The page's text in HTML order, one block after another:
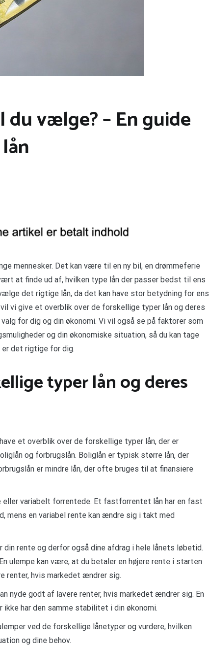
du vælge? – En guide
mennesker. Det kan være til en ny bil, en drømmeferie
at finde ud af, hvilken type lån der passer bedst til ens
det rigtige lån, da det kan have stor betydning for ens
vi give et overblik over de forskellige typer lån og deres
for dig og din økonomi. Vi vil også se på faktorer som
og din økonomiske situation, så du kan tage
er det rigtige for dig.
typer lån og deres
et overblik over de forskellige typer lån, der er
og forbrugslån. Boliglån er typisk større lån, der
er mindre lån, der ofte bruges til at finansiere
variabelt forrentede. Et fastforrentet lån har en fast
en variabel rente kan ændre sig i takt med
rente og derfor også dine afdrag i hele lånets løbetid.
ulempe kan være, at du betaler en højere rente i starten
renter, hvis markedet ændrer sig.
nyde godt af lavere renter, hvis markedet ændrer sig. En
ikke har den samme stabilitet i din økonomi.
ved de forskellige lånetyper og vurdere, hvilken
og dine behov.